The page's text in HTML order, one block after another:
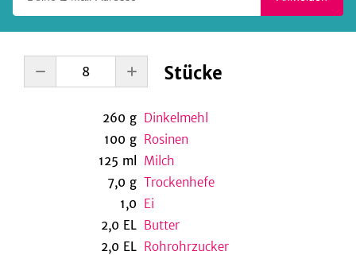
Stücke
260 g Dinkelmehl
100 g Rosinen
125 ml
Milch
7,0 g Trockenhefe
1,0 Ei
2,0 EL Butter
2,0 EL Rohrohrzucker